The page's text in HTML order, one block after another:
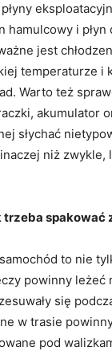
hamulcowy i
jest
temperaturze i
Warto też
akumulator
słychać
niż zwykle,
spakować
to nie
powinny leżeć
się
w trasie
pod